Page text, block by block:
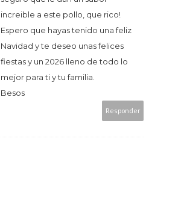
increible a este pollo, que rico!
Espero que hayas tenido una feliz
Navidad y te deseo unas felices
fiestas y un 2026 lleno de todo lo
mejor para ti y tu familia.
Besos
Responder